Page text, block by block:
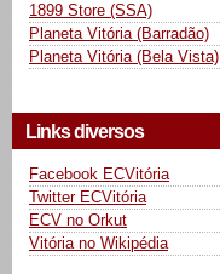
1899 Store (SSA)
Planeta Vitória (Barradão)
Planeta Vitória (Bela Vista)
Links diversos
Facebook ECVitória
Twitter ECVitória
ECV no Orkut
Vitória no Wikipédia